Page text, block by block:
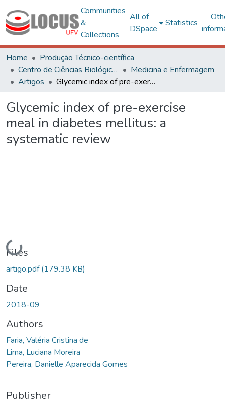
Communities
&
Collections
All of
DSpace
Statistics
Home
Produção Técnico-científica
Centro de Ciências Biológicas e da Saúde
Medicina e Enfermagem
Artigos
Glycemic index of pre-exercise meal in diabetes mellitus: a systematic review
Glycemic index of pre-exercise
meal in diabetes mellitus: a
systematic review
Loading...
Files
artigo.pdf(179.38 KB)
Date
2018-09
Authors
Faria, Valéria Cristina de
Lima, Luciana Moreira
Pereira, Danielle Aparecida Gomes
Publisher